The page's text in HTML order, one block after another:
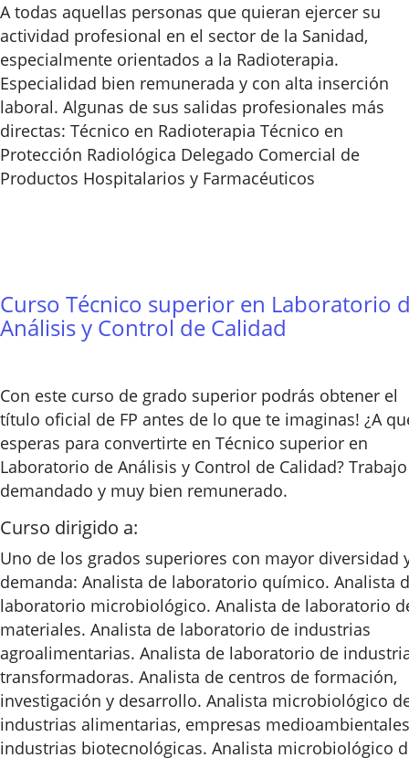
A todas aquellas personas que quieran ejercer su
actividad profesional en el sector de la Sanidad,
especialmente orientados a la Radioterapia.
Especialidad bien remunerada y con alta inserción
laboral. Algunas de sus salidas profesionales más
directas: Técnico en Radioterapia Técnico en
Protección Radiológica Delegado Comercial de
Productos Hospitalarios y Farmacéuticos
Curso Técnico superior en Laboratorio
Análisis y Control de Calidad
Con este curso de grado superior podrás obtener el
título oficial de FP antes de lo que te imaginas! ¿A
esperas para convertirte en Técnico superior en
Laboratorio de Análisis y Control de Calidad? Trabajo
demandado y muy bien remunerado.
Curso dirigido a:
Uno de los grados superiores con mayor diversidad
demanda: Analista de laboratorio químico. Analista
laboratorio microbiológico. Analista de laboratorio
materiales. Analista de laboratorio de industrias
agroalimentarias. Analista de laboratorio de
transformadoras. Analista de centros de formación,
investigación y desarrollo. Analista microbiológico
industrias alimentarias, empresas
industrias biotecnológicas. Analista microbiológico